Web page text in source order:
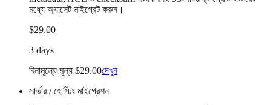
মধ্যে অ্যাসেট মাইগ্রেট করুন।
$29.00
3 days
বিনামূল্যে মূল্য $29.00দেখুন
সার্ভার / হোস্টিং মাইগ্রেশন